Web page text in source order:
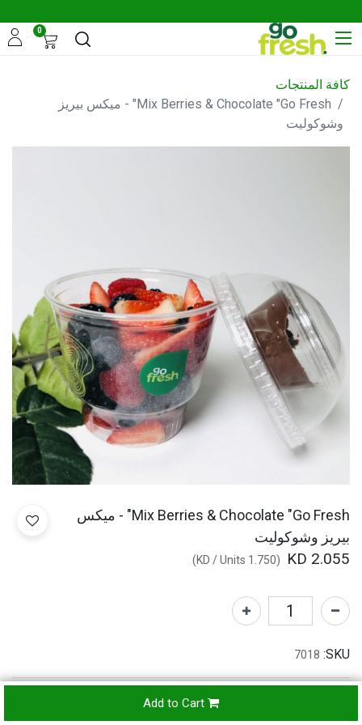
0
كافة المنتجات
Mix Berries & Chocolate "Go Fresh" - ميكس بيريز
وشوكوليت
Mix Berries & Chocolate "Go Fresh" - ميكس
بيريز وشوكوليت
2.055
(
1.750
/Units
)
Add to Cart
SKU:
7018
Refunds & Returns Accepted